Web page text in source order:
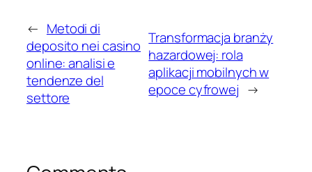
← Metodi di
deposito nei casino
online: analisi e
tendenze del
settore
Transformacja branży
hazardowej: rola
aplikacji mobilnych w
epoce cyfrowej →